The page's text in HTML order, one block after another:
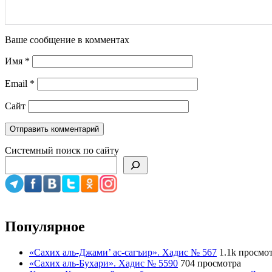
Ваше сообщение в комментах
Имя *
Email *
Сайт
Системный поиск по сайту
Популярное
«Сахих аль-Джами’ ас-сагъир». Хадис № 567 1.1k
«Сахих аль-Бухари». Хадис № 5590 704 просмотра